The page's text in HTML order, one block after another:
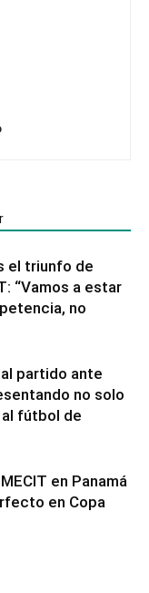
el triunfo de
“Vamos a estar
no
partido ante
no solo
fútbol de
en Panamá
en Copa